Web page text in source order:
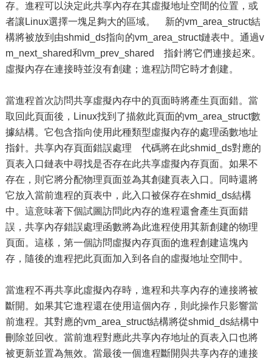
存。進程可以決定此共享內存在其虛擬地址空間的位置，或
者讓Linux選擇一塊足夠大的區域。 新的vm_area_struct結
構將被放到由shmid_ds指向的vm_area_struct鏈表中。通過v
m_next_shared和vm_prev_shared 指針將它們連接起來。
虛擬內存在連接時並沒有創建；進程訪問它時才創建。
當進程首次訪問共享虛擬內存中的頁面時將產生頁面錯。當
取回此頁面後，Linux找到了描敘此頁面的vm_area_struct數
據結構。它包含指向使用此種類型虛擬內存的處理函數地址
指針。共享內存頁面錯誤處理 代碼將在此shmid_ds對應的
頁表入口鏈表中尋找是否存在此共享虛擬內存頁面。如果不
存在，則它將分配物理頁面並為其創建頁表入口。同時還將
它放入當前進程的頁表中，此入口被保存在shmid_ds結構
中。這意味著下個試圖訪問此內存的進程還會產生頁面錯
誤，共享內存錯誤處理函數將為此進程使用其新創建的物理
頁面。這樣，第一個訪問虛擬內存頁面的進程創建這塊內
存，隨後的進程把此頁面加入到各自的虛擬地址空間中。
當進程不再共享此虛擬內存時，進程和共享內存的連接將被
斷開。如果其它進程還在使用這個內存，則此操作只影響當
前進程。其對應的vm_area_struct結構將從shmid_ds結構中
刪除並回收。當前進程對應此共享內存地址的頁表入口也將
被更新並置為無效。當最後一個進程斷開與共享內存的連接